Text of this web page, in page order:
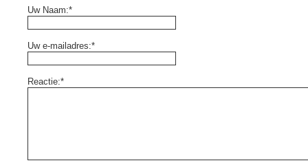
Uw Naam:*
Uw e-mailadres:*
Reactie:*